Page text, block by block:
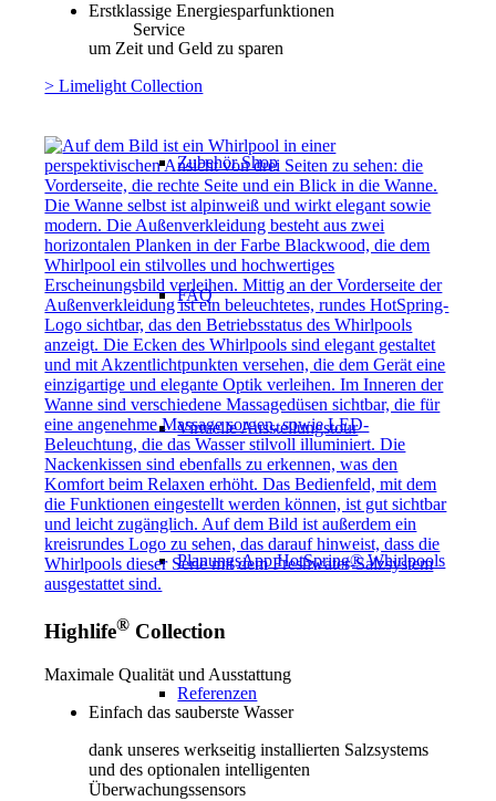
Service
Zubehör Shop
FAQ
Virtuelle Ausstellungstour
PlanungsApp HotSpring® Whirlpools
Referenzen
Erstklassige Energiesparfunktionen
um Zeit und Geld zu sparen
> Limelight Collection
Highlife® Collection
Maximale Qualität und Ausstattung
Einfach das sauberste Wasser
dank unseres werkseitig installierten Salzsystems
und des optionalen intelligenten
Überwachungssensors